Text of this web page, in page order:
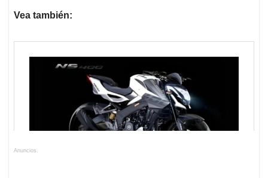
Vea también:
Anuncios.